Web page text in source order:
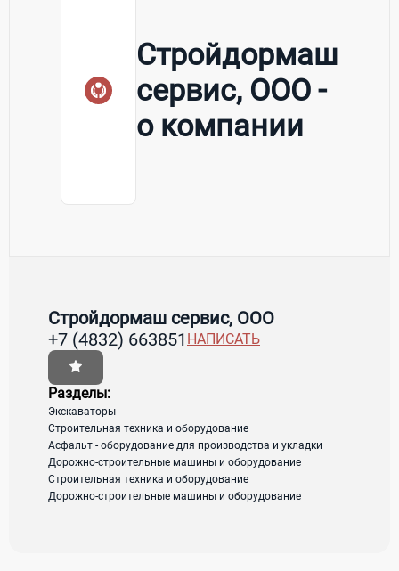
Стройдормаш
сервис, ООО -
о компании
Страна:РоссияРегион:Брянская область
Брянск, ул. Софьи Перовской, д. 83
загрузка карты...
Стройдормаш сервис, ООО
+7 (4832) 663851 НАПИСАТЬ
Разделы:
Экскаваторы
Строительная техника и оборудование
Асфальт - оборудование для производства и укладки
Дорожно-строительные машины и оборудование
Строительная техника и оборудование
Дорожно-строительные машины и оборудование